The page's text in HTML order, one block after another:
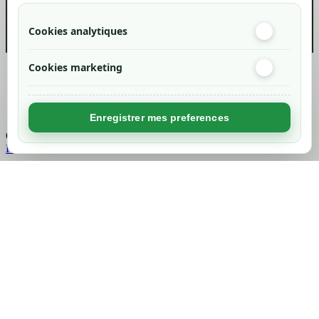
Cookies analytiques
Cookies marketing
Enregistrer mes preferences
Created byNageoconcept
Chargement...
Retour en haut